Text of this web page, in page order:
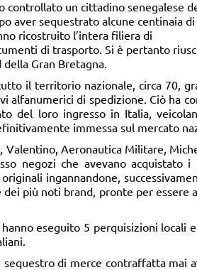
controllato un cittadino senegalese
aver sequestrato alcune centinaia
ricostruito l’intera filiera di
di trasporto. Si è pertanto
Gran Bretagna.
il territorio nazionale, circa 70,
alfanumerici di spedizione. Ciò ha
del loro ingresso in Italia,
immessa sul mercato
Aeronautica Militare,
negozi che avevano acquistato i
ingannandone,
più noti brand, pronte per essere
eseguito 5 perquisizioni locali
di merce contraffatta mai